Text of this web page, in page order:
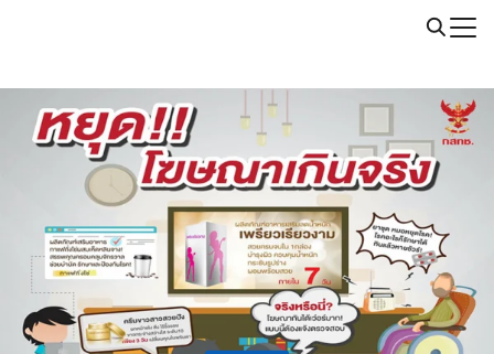
Call: 064-246-5614 | Line: @thaiprintshop
for: